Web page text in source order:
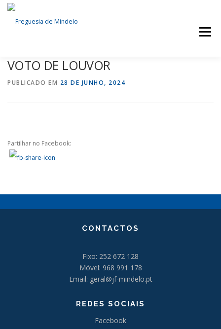
Menu
FREGUESIA NOTÍCIAS
VOTO DE LOUVOR
PUBLICADO EM 28 DE JUNHO, 2024
Partilhar no Facebook:
CONTACTOS
Fixo: 252 672 128
Móvel: 968 991 178
Email: geral@jf-mindelo.pt
REDES SOCIAIS
Facebook